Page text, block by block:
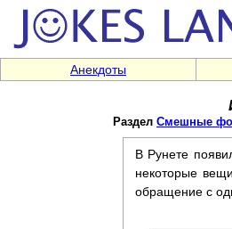
Анекдоты
Раздел Смешные
В Рунете
некоторые
обращение с